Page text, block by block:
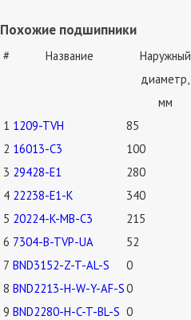
Похожие подшипники
# Название
Наружный
диаметр,
мм
1 1209-TVH 85
2 16013-C3 100
3 29428-E1 280
4 22238-E1-K 340
5 20224-K-MB-C3 215
6 7304-B-TVP-UA 52
7 BND3152-Z-T-AL-S 0
8 BND2213-H-W-Y-AF-S0
9 BND2280-H-C-T-BL-S 0